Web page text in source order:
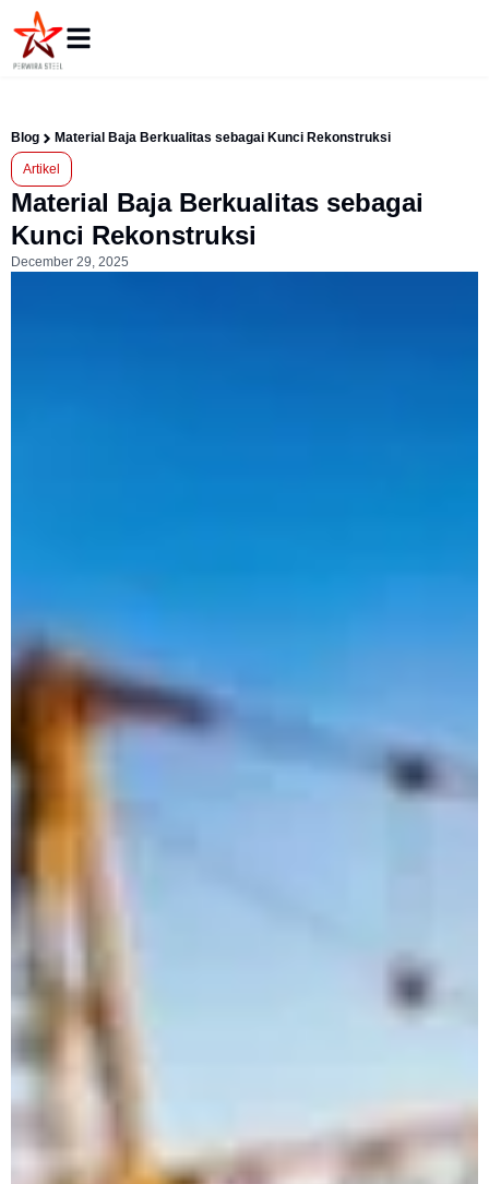
Blog Material Baja Berkualitas sebagai Kunci Rekonstruksi
Artikel
Material Baja Berkualitas sebagai
Kunci Rekonstruksi
December 29, 2025